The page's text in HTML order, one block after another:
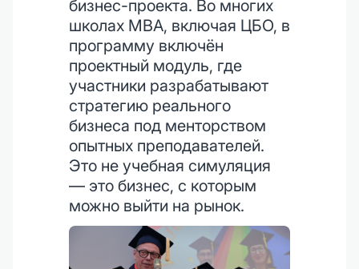
бизнес-проекта. Во многих
школах MBA, включая ЦБО, в
программу включён
проектный модуль, где
участники разрабатывают
стратегию реального
бизнеса под менторством
опытных преподавателей.
Это не учебная симуляция
— это бизнес, с которым
можно выйти на рынок.